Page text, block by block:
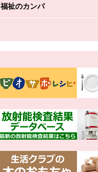
福祉のカンパ